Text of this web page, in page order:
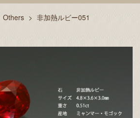
Others > 非加熱ルビー051